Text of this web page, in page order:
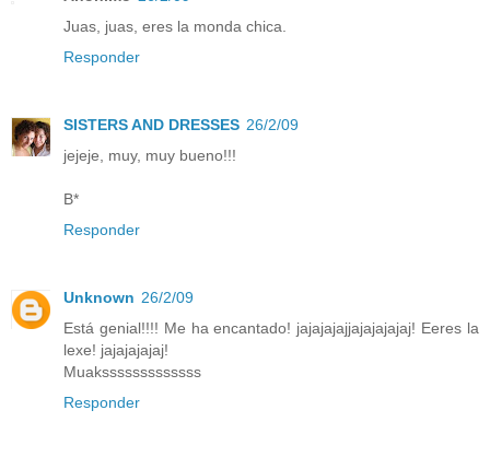
Juas, juas, eres la monda chica.
Responder
SISTERS AND DRESSES 26/2/09
jejeje, muy, muy bueno!!!
B*
Responder
Unknown 26/2/09
Está genial!!!! Me ha encantado! jajajajajjajajajajaj! Eeres la
lexe! jajajajajaj!
Muaksssssssssssss
Responder